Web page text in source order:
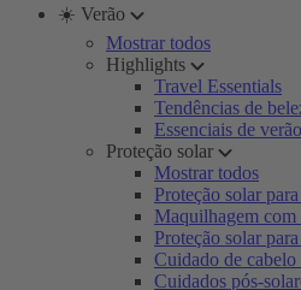
☀️ Verão
Mostrar todos
Highlights
Travel Essentials
Tendências de
Essenciais de
Proteção solar
Mostrar todos
Proteção solar
Maquilhagem com
Proteção solar
Cuidado de cabelo
Cuidados pós-